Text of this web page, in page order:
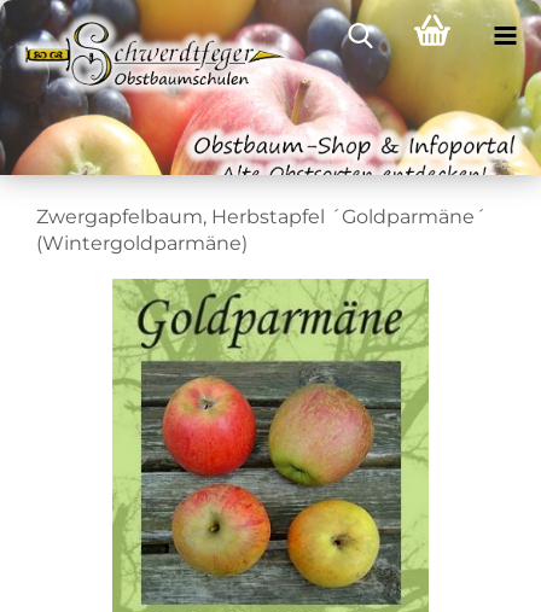
Zwergapfelbaum, Herbstapfel ´Goldparmäne´
(Wintergoldparmäne)